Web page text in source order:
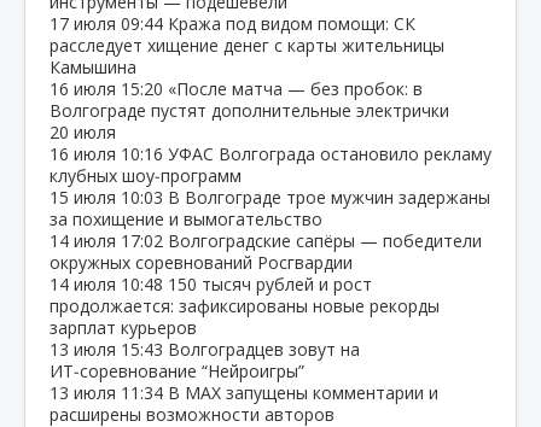
17 июля 09:44 Кража под видом помощи: СК
расследует хищение денег с карты жительницы
Камышина
16 июля 15:20 «После матча — без пробок: в
Волгограде пустят дополнительные электрички
20 июля
16 июля 10:16 УФАС Волгограда остановило рекламу
клубных шоу‑программ
15 июля 10:03 В Волгограде трое мужчин задержаны
за похищение и вымогательство
14 июля 17:02 Волгоградские сапёры — победители
окружных соревнований Росгвардии
14 июля 10:48 150 тысяч рублей и рост
продолжается: зафиксированы новые рекорды
зарплат курьеров
13 июля 15:43 Волгоградцев зовут на
ИТ‑соревнование “Нейроигры”
13 июля 11:34 В МАХ запущены комментарии и
расширены возможности авторов